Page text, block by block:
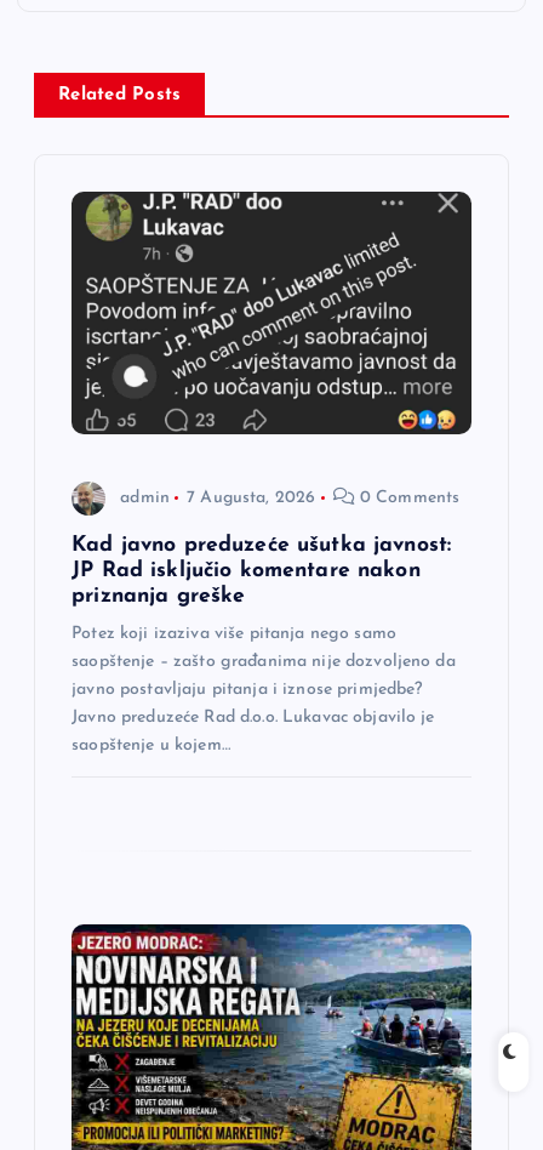
c
Related Posts
admin 7 Augusta, 2026 0 Comments
Kad javno preduzeće ušutka javnost:
JP Rad isključio komentare nakon
priznanja greške
Potez koji izaziva više pitanja nego samo
saopštenje – zašto građanima nije dozvoljeno da
javno postavljaju pitanja i iznose primjedbe?
Javno preduzeće Rad d.o.o. Lukavac objavilo je
saopštenje u kojem…